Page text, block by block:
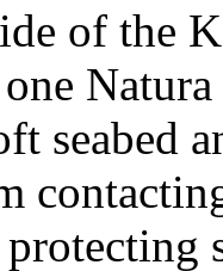
of the
seabed